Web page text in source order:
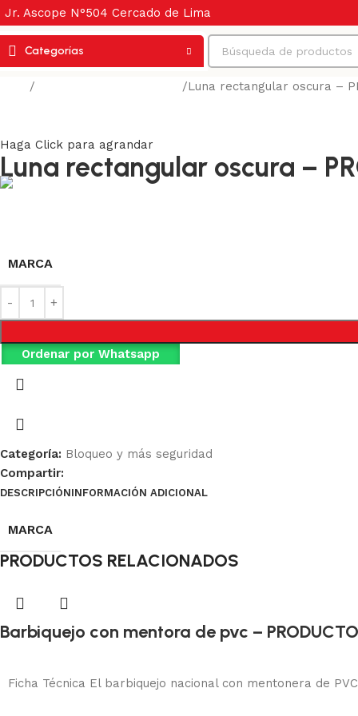
Jr. Ascope N°504 Cercado de Lima
Categorías
Luna rectangular oscura –
Haga Click para agrandar
Luna rectangular oscura –
MARCA
Ordenar por Whatsapp
Categoría: Bloqueo y más seguridad
Compartir:
DESCRIPCIÓNINFORMACIÓN ADICIONAL
MARCA
PRODUCTOS RELACIONADOS
Barbiquejo con mentora de pvc –
Bloqueo y más seguridad
Ficha Técnica El barbiquejo nacional con mentonera de